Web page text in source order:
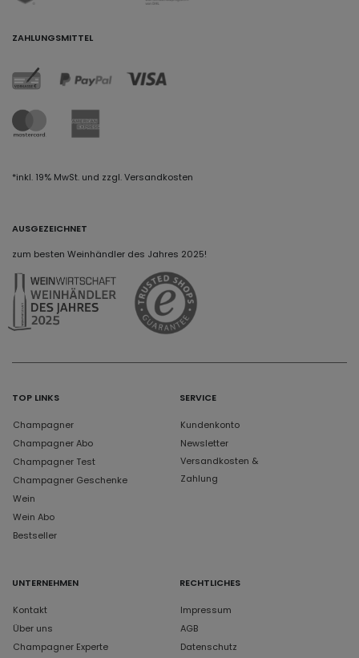
ZAHLUNGSMITTEL
*inkl. 19% MwSt. und zzgl. Versandkosten
AUSGEZEICHNET
zum besten Weinhändler des Jahres 2025!
TOP LINKS
Champagner
Champagner Abo
Champagner Test
Champagner Geschenke
Wein
Wein Abo
Bestseller
SERVICE
Kundenkonto
Newsletter
Versandkosten &
Zahlung
UNTERNEHMEN
Kontakt
Über uns
Champagner Experte
RECHTLICHES
Impressum
AGB
Datenschutz